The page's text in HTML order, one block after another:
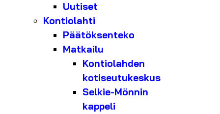
Uutiset
Kontiolahti
Päätöksenteko
Matkailu
Kontiolahden
kotiseutukeskus
Selkie-Mönnin
kappeli